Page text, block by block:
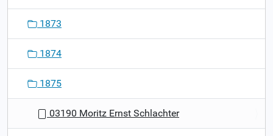
1873
1874
1875
03190 Moritz Ernst Schlachter